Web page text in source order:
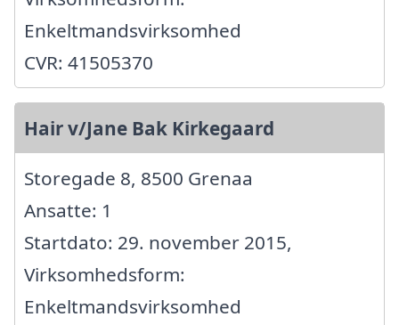
Enkeltmandsvirksomhed
CVR: 41505370
Hair v/Jane Bak Kirkegaard
Storegade 8, 8500 Grenaa
Ansatte: 1
Startdato: 29. november 2015,
Virksomhedsform:
Enkeltmandsvirksomhed